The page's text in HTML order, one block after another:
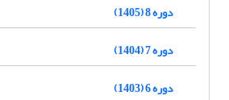
دوره 8 (1405)
دوره 7 (1404)
دوره 6 (1403)